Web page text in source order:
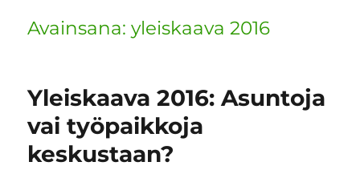
Avainsana:yleiskaava 2016
Yleiskaava 2016: Asuntoja
vai työpaikkoja
keskustaan?